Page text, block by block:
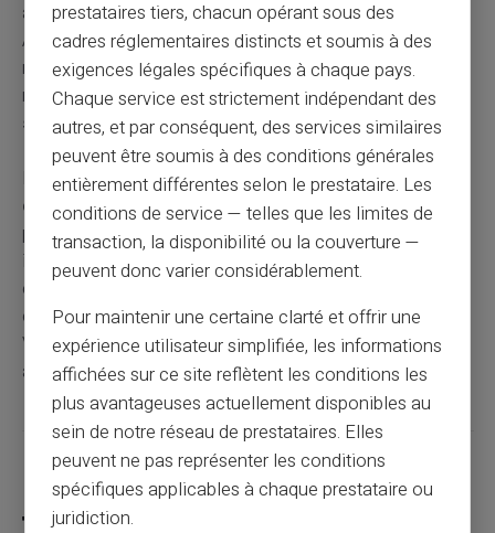
alertes SMS pour suivre votre solde en temps réel.
Anticipez les changements réglementaires. À partir de
novembre 2026, les découverts seront soumis aux
mêmes règles que les crédits avec vérification de
solvabilité obligatoire.
Pour savoir si vous êtes fiché Banque de France,
consultez gratuitement votre dossieren agence ou
par courrier avec votre pièce d'identité. La réponse
immédiate ou sous 10 jours vous indique votre situation
exacte dans les fichiers FCC et FICP. Si vous êtes
effectivement fiché, des solutions comme les cartes
Veritas vous permettent de gérer vos finances en
attendant la régularisation.
Partager cet article
prestataires tiers, chacun opérant sous des
cadres réglementaires distincts et soumis à des
exigences légales spécifiques à chaque pays.
Chaque service est strictement indépendant des
autres, et par conséquent, des services similaires
peuvent être soumis à des conditions générales
entièrement différentes selon le prestataire. Les
conditions de service — telles que les limites de
transaction, la disponibilité ou la couverture —
peuvent donc varier considérablement.
Pour maintenir une certaine clarté et offrir une
expérience utilisateur simplifiée, les informations
affichées sur ce site reflètent les conditions les
plus avantageuses actuellement disponibles au
sein de notre réseau de prestataires. Elles
peuvent ne pas représenter les conditions
spécifiques applicables à chaque prestataire ou
juridiction.